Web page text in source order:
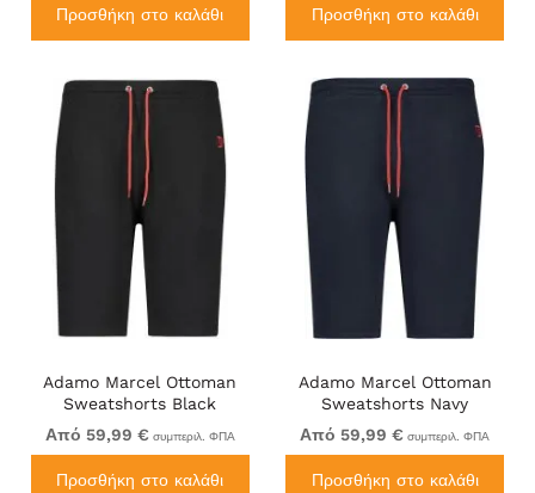
Προσθήκη στο καλάθι Προσθήκη στο καλάθι
Adamo Marcel Ottoman
Sweatshorts Black
Από 59,99 € συμπεριλ. ΦΠΑ
Προσθήκη στο καλάθι
Adamo Marcel Ottoman
Sweatshorts Navy
Από 59,99 € συμπεριλ. ΦΠΑ
Προσθήκη στο καλάθι